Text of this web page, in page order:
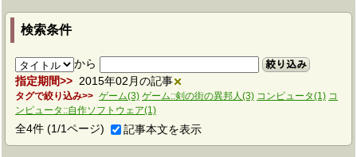
最近の記事
2025シーズン振り返りと来期の展望
ディスク無罪
geom label のメモ
閾値走
ドリルってすごい
最近のコメント
去年は何も書いていないようだ teak
去年は何も書いていないようだ p
さようなら、ブリタニア teak
さようなら、ブリタニア tomato
Bellman CX-25をしばらく使ってみて teak
コンテンツ
mac を購入したら行う設定
自己紹介
月別の記事リスト
2026年 (3)
2026年03月 (1)
2026年01月 (2)
2025年 (27)
2025年12月 (1)
2025年11月 (1)
2025年10月 (2)
2025年09月 (1)
2025年08月 (4)
2025年07月 (1)
2025年06月 (5)
2025年05月 (3)
2025年04月 (1)
2025年03月 (2)
2025年02月 (2)
2025年01月 (4)
2024年 (56)
2024年12月 (12)
2024年11月 (9)
2024年10月 (5)
2024年09月 (12)
2024年08月 (4)
2024年06月 (7)
2024年05月 (1)
2024年04月 (1)
2024年03月 (2)
2024年02月 (1)
2024年01月 (2)
2023年 (39)
2023年12月 (2)
2023年11月 (1)
2023年10月 (1)
2023年09月 (1)
2023年08月 (5)
2023年07月 (2)
2023年06月 (1)
2023年05月 (7)
2023年04月 (6)
2023年03月 (6)
2023年02月 (1)
2023年01月 (6)
2022年 (16)
2022年12月 (1)
2022年11月 (2)
2022年10月 (3)
2022年09月 (3)
2022年08月 (1)
2022年07月 (1)
2022年06月 (1)
2022年05月 (3)
2022年01月 (1)
2021年 (44)
2021年12月 (1)
2021年11月 (2)
2021年10月 (1)
2021年08月 (4)
2021年07月 (9)
2021年06月 (2)
2021年05月 (5)
2021年04月 (2)
2021年03月 (8)
2021年02月 (6)
2021年01月 (4)
2020年 (52)
2020年12月 (3)
2020年11月 (1)
2020年10月 (2)
2020年09月 (2)
2020年08月 (6)
2020年07月 (4)
2020年06月 (7)
2020年05月 (3)
2020年04月 (5)
2020年03月 (6)
2020年02月 (10)
2020年01月 (3)
2019年 (13)
2019年12月 (4)
2019年11月 (4)
2019年10月 (3)
2019年09月 (1)
2019年06月 (1)
2018年 (5)
2018年12月 (1)
2018年10月 (1)
2018年07月 (2)
2018年06月 (1)
2017年 (7)
2017年12月 (1)
2017年06月 (1)
2017年02月 (1)
2017年01月 (4)
2016年 (17)
2016年12月 (2)
2016年11月 (1)
2016年10月 (3)
2016年09月 (1)
2016年07月 (1)
2016年06月 (1)
2016年05月 (2)
2016年04月 (1)
2016年03月 (1)
2016年02月 (1)
2016年01月 (3)
2015年 (31)
2015年12月 (1)
2015年11月 (2)
2015年10月 (7)
2015年09月 (1)
2015年08月 (2)
2015年06月 (2)
2015年05月 (6)
2015年04月 (3)
2015年03月 (2)
2015年02月 (4)
2015年01月 (1)
2014年 (57)
2014年12月 (4)
2014年11月 (5)
2014年10月 (8)
2014年09月 (5)
2014年08月 (6)
2014年07月 (7)
2014年06月 (11)
2014年05月 (1)
2014年04月 (1)
2014年03月 (3)
2014年02月 (3)
2014年01月 (3)
2013年 (35)
2013年12月 (1)
2013年11月 (3)
2013年10月 (2)
2013年09月 (1)
2013年08月 (4)
2013年07月 (5)
2013年06月 (3)
2013年05月 (3)
2013年04月 (4)
2013年03月 (3)
2013年02月 (5)
2013年01月 (1)
2012年 (20)
2012年12月 (2)
2012年11月 (6)
2012年08月 (1)
2012年07月 (1)
2012年05月 (1)
2012年02月 (4)
2012年01月 (5)
2011年 (41)
2011年12月 (2)
2011年11月 (1)
2011年10月 (1)
2011年09月 (6)
2011年08月 (3)
2011年07月 (5)
2011年06月 (5)
2011年05月 (1)
2011年04月 (7)
2011年03月 (6)
2011年02月 (3)
2011年01月 (1)
2010年 (140)
2010年12月 (3)
2010年11月 (2)
2010年10月 (6)
2010年09月 (17)
2010年08月 (22)
2010年07月 (18)
2010年06月 (11)
2010年05月 (19)
2010年04月 (7)
2010年03月 (9)
2010年02月 (12)
2010年01月 (14)
2009年 (266)
2009年12月 (18)
2009年11月 (21)
2009年10月 (24)
2009年09月 (28)
2009年08月 (15)
2009年07月 (19)
2009年06月 (23)
2009年05月 (13)
2009年04月 (42)
2009年03月 (28)
2009年02月 (16)
2009年01月 (19)
2008年 (46)
2008年12月 (22)
2008年11月 (24)
タグUltimaOnline (161)
BOD管理 (17)
未分類 (2)
ゲーム (52)
パンヤ (1)
G-XTH (21)
剣の街の異邦人 (19)
コンピュータ (124)
自作ソフトウェア (14)
FreeBSD (17)
mac (3)
コンテナ (1)
中の人 (75)
オンガク (151)
楽器 (71)
アコギ弦 (8)
ネット (3)
家事 (14)
ランニング (223)
シューズ (25)
日記 (41)
屁理屈 (93)
愚痴 (12)
筋トレ (9)
サプリメント (11)
健康 (67)
禁煙 (54)
チャンピックス (41)
猫 (4)
園芸 (10)
日常 (48)
電子工作 (7)
このサイト (4)
学び (3)
英語学習 (2)
(none) (7)
検索条件
から 絞り込み
指定期間 2015年02月の記事
タグで絞り込み ゲーム(3) ゲーム::剣の街の異邦人(3) コンピュータ(1) コ
ンピュータ::自作ソフトウェア(1)
全4件 (1/1ページ) 記事本文を表示